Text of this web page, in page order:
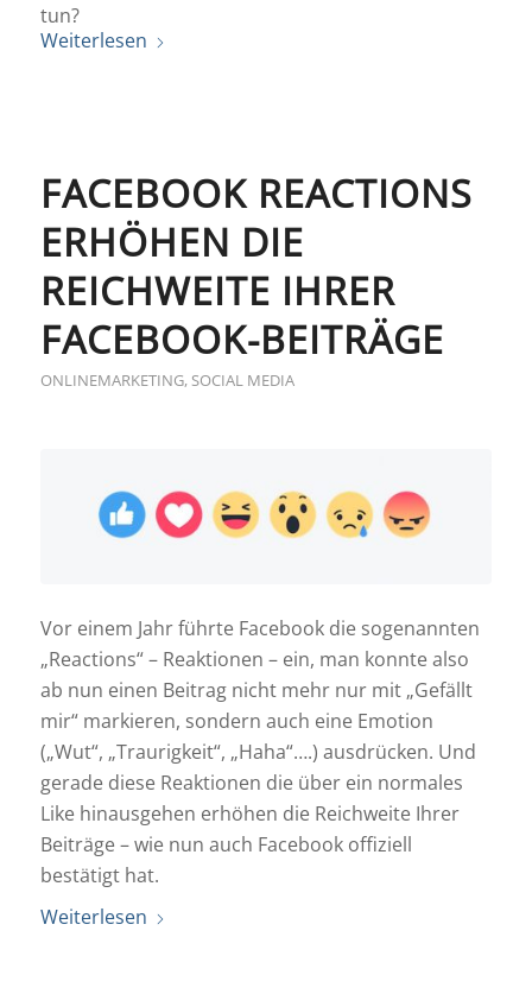
tun?
Weiterlesen
FACEBOOK REACTIONS
ERHÖHEN DIE
REICHWEITE IHRER
FACEBOOK-BEITRÄGE
ONLINEMARKETING, SOCIAL MEDIA
Vor einem Jahr führte Facebook die sogenannten
„Reactions“ – Reaktionen – ein, man konnte also
ab nun einen Beitrag nicht mehr nur mit „Gefällt
mir“ markieren, sondern auch eine Emotion
(„Wut“, „Traurigkeit“, „Haha“….) ausdrücken. Und
gerade diese Reaktionen die über ein normales
Like hinausgehen erhöhen die Reichweite Ihrer
Beiträge – wie nun auch Facebook offiziell
bestätigt hat.
Weiterlesen